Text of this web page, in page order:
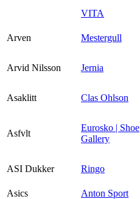
VITA
Arven
Mestergull
Arvid Nilsson Jernia
Asaklitt
Clas Ohlson
Asfvlt
Eurosko | Shoe
Gallery
ASI Dukker
Ringo
Asics
Anton Sport